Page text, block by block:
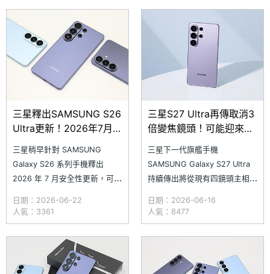
6,810 元；(12GB/512GB) 版本
最低價更來到 33,390 元，對比
原價大幅下殺 10,
尺寸 Galaxy S26，在台灣上市
至今已有 3 個月的時間，如果
你打算趁著通路價格下
三星釋出SAMSUNG S26
Ultra更新！2026年7月安
全性維護一次看
三星稍早針對 SAMSUNG
Galaxy S26 系列手機釋出
2026 年 7 月安全性更新，可更
Ultra（SM-S948U）、Galaxy
S26+（SM-S947B）與 Galaxy
S26（SM-S9420）。本次更新
主要是常規升級，重點在於加強
手機安全
日期：2026-06-22
人氣：3361
三星S27 Ultra再傳取消3
倍變焦鏡頭！可能迎來4
大面向提升
三星下一代旗艦手機
SAMSUNG Galaxy S27 Ultra
持續傳出將從現有四鏡頭主相機
關注的變化之一，便是可能取消
3 倍光學變焦鏡頭。近日，科技
部落客 lanzuk 再度針對相關傳
Galaxy S27 Ultra 將調整鏡頭
日期：2026-06-16
人氣：8477